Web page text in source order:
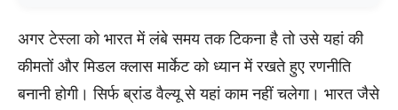
अगर टेस्ला को भारत में लंबे समय तक टिकना है तो उसे यहां की
कीमतों और मिडल क्लास मार्केट को ध्यान में रखते हुए रणनीति
बनानी होगी। सिर्फ ब्रांड वैल्यू से यहां काम नहीं चलेगा। भारत जैसे